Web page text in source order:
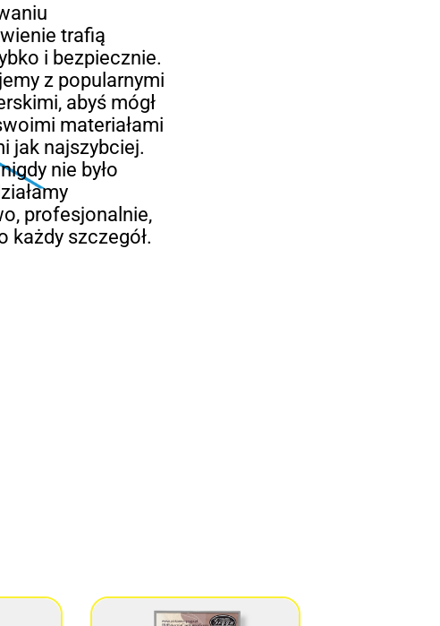
trafią
i bezpiecznie.
z popularnymi
abyś mógł
materiałami
jak najszybciej.
nie było
profesjonalnie,
każdy szczegół.